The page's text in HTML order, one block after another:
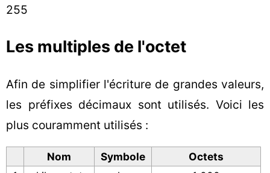
255
Les multiples de l'octet
Afin de simplifier l'écriture de grandes valeurs,
les préfixes décimaux sont utilisés. Voici les
plus couramment utilisés :
Nom Symbole
Octets